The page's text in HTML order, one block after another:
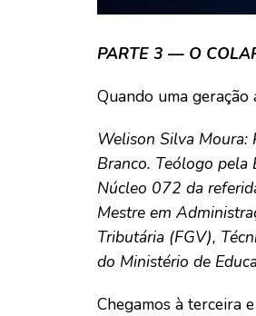
PARTE 3 — O
Quando uma geração
Welison Silva Moura:
Branco. Teólogo pela
Núcleo 072 da
Mestre em
Tributária (FGV),
do Ministério de
Chegamos à terceira